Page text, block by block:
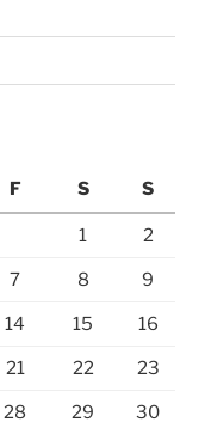
F S S
1 2
7 8 9
14 15 16
21 22 23
28 29 30